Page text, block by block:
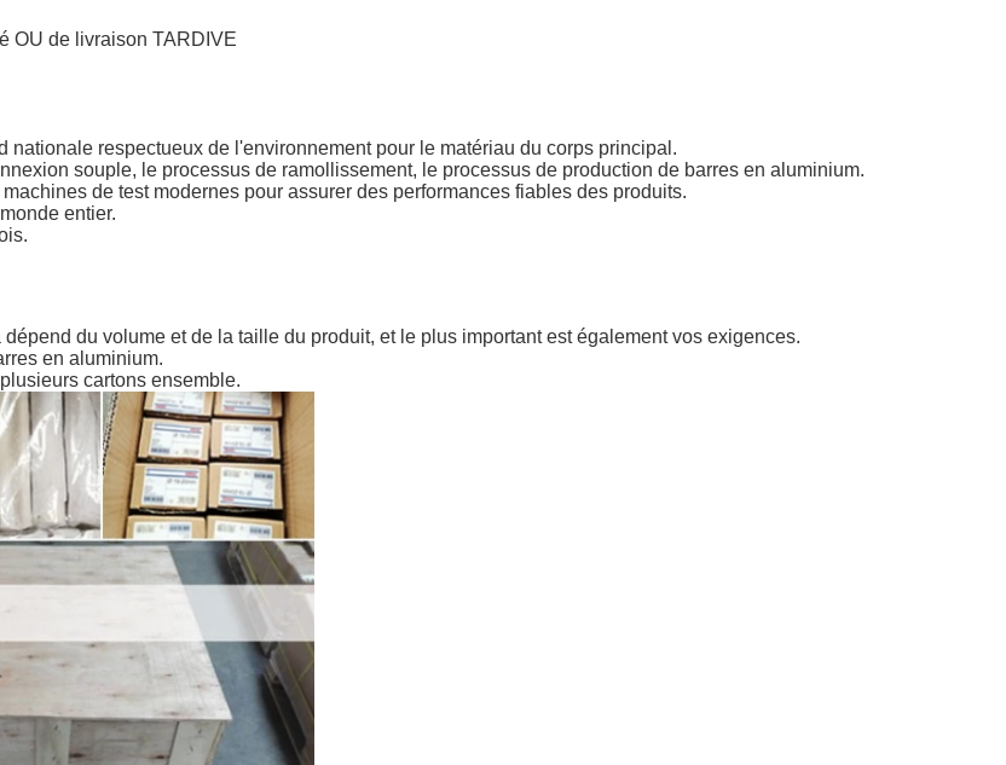
OU de livraison TARDIVE
respectueux de l'environnement pour le matériau du corps principal.
souple, le processus de ramollissement, le processus de production de barres en aluminium.
de test modernes pour assurer des performances fiables des produits.
entier.
du volume et de la taille du produit, et le plus important est également vos exigences.
en aluminium.
cartons ensemble.